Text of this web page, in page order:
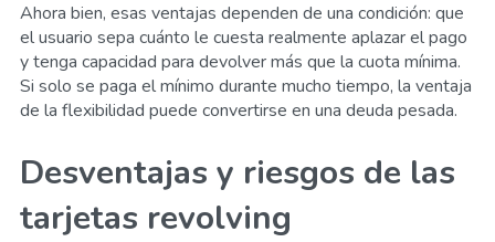
Ahora bien, esas ventajas dependen de una condición: que
el usuario sepa cuánto le cuesta realmente aplazar el pago
y tenga capacidad para devolver más que la cuota mínima.
Si solo se paga el mínimo durante mucho tiempo, la ventaja
de la flexibilidad puede convertirse en una deuda pesada.
Desventajas y riesgos de las
tarjetas revolving